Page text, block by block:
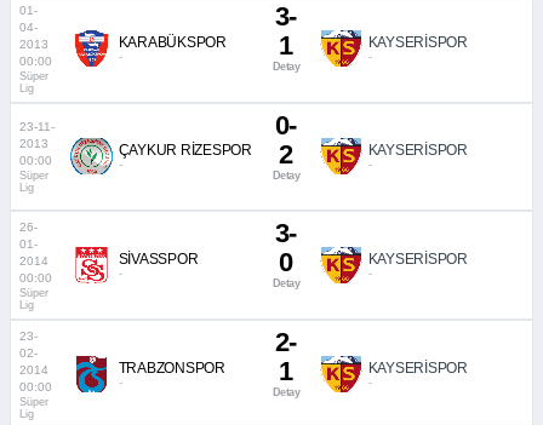
01-
04-
2013
00:00
Süper
Lig
KARABÜKSPOR
-
3-
1
Detay
KAYSERİSPOR
-
23-11-
2013
00:00
Süper
Lig
ÇAYKUR RİZESPOR
-
0-
2
Detay
KAYSERİSPOR
-
26-
01-
2014
00:00
Süper
Lig
SİVASSPOR
-
3-
0
Detay
KAYSERİSPOR
-
23-
02-
2014
00:00
Süper
Lig
TRABZONSPOR
-
2-
1
Detay
KAYSERİSPOR
-